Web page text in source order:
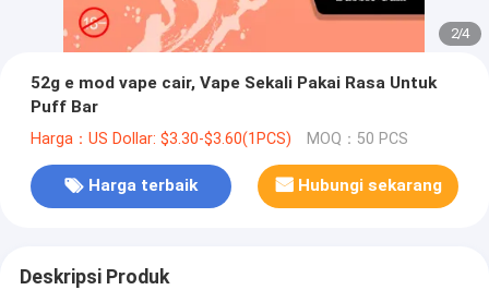
2/4
52g e mod vape cair, Vape Sekali Pakai Rasa Untuk
Puff Bar
Harga：US Dollar: $3.30-$3.60(1PCS) MOQ：50 PCS
Harga terbaik Hubungi sekarang
Deskripsi Produk